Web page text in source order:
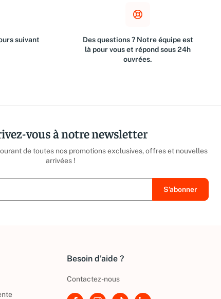
suivant
Des questions ? Notre équipe est
là pour vous et répond sous 24h
ouvrées.
vous à notre newsletter
de toutes nos promotions exclusives, offres et nouvelles
arrivées !
Besoin d'aide ?
Contactez-nous